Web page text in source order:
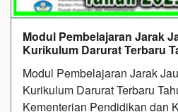
Modul Pembelajaran Jarak
Kurikulum Darurat Terbaru
Modul Pembelajaran Jarak
Kurikulum Darurat Terbaru
Kementerian Pendidikan dan